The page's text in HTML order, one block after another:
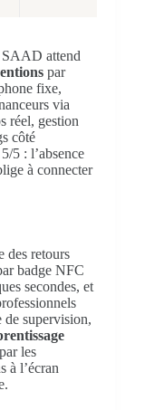
SAAD attend
par
fixe,
via
réel, gestion
côté
5 : l’absence
à connecter
des retours
badge NFC
secondes, et
supervision,
les
à l’écran